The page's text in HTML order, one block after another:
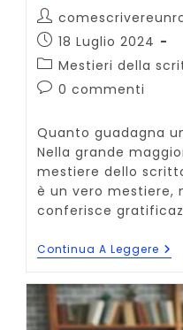
Autore
dell'articolo:
Articolo
pubblicato:
18 Luglio 2024
Categoria
dell'articolo:
Mestieri della
Commenti
0 commenti
Quanto guadagna
Nella grande
mestiere dello
è un vero mestiere,
conferisce
Continua A Leggere